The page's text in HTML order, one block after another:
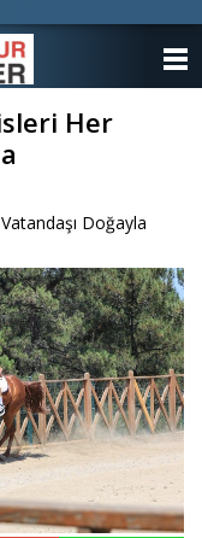
Her
Doğayla
KATEGORİLER
ANKETLER
FOTO GALERİ
VİDEO GALERİ
KÜNYE
İLETİŞİM